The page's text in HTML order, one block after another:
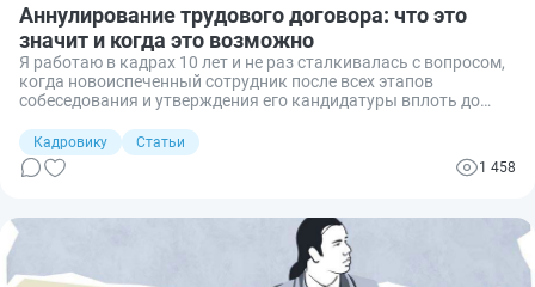
Аннулирование трудового договора: что это
значит и когда это возможно
Я работаю в кадрах 10 лет и не раз сталкивалась с вопросом,
когда новоиспеченный сотрудник после всех этапов
собеседования и утверждения его кандидатуры вплоть до
появляется в организации. Как быть с таким работником?
Для урегулирования потенциально острой ситуации есть
несложная процедура аннулирования подписанного
Кадровику
Статьи
1 458